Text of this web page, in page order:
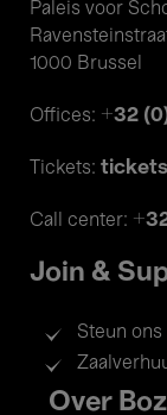
Paleis voor
1000 Brussel
Offices: +32
Tickets:
Call center:
Join &
Steun ons
Footer
Over